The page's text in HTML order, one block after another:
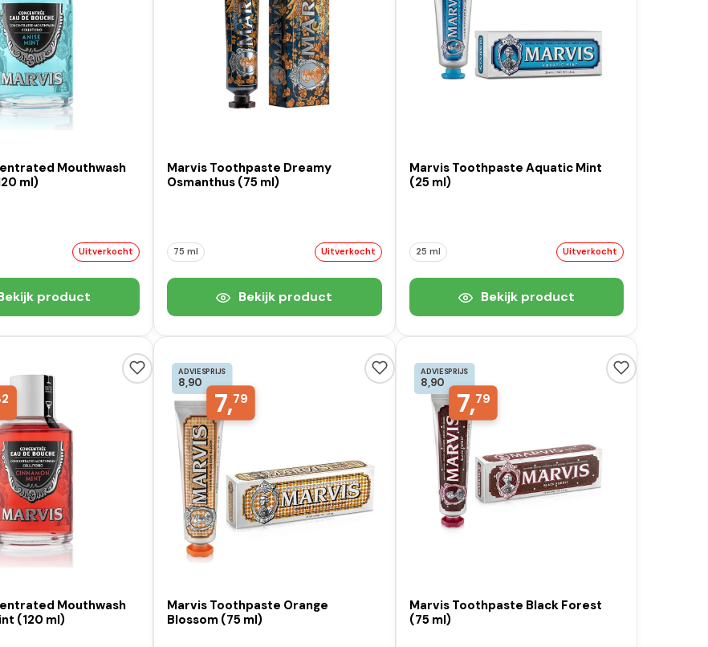
Mouthwash
ml)
Uitverkocht
product
Marvis Toothpaste Dreamy
Osmanthus (75 ml)
75 ml Uitverkocht
Bekijk product
Marvis Toothpaste Aquatic Mint
(25 ml)
25 ml Uitverkocht
Bekijk product
Mouthwash
(120 ml)
ADVIESPRIJS
8,90
7,79
Marvis Toothpaste Orange
Blossom (75 ml)
ADVIESPRIJS
8,90
7,79
Marvis Toothpaste Black Forest
(75 ml)